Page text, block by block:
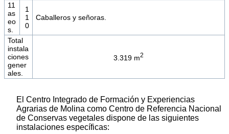
11
as
eo
s.
1
1
0
Caballeros y señoras.
Total
instala
ciones
gener
ales.
3.319 m2
El Centro Integrado de Formación y Experiencias
Agrarias de Molina como Centro de Referencia Nacional
de Conservas vegetales dispone de las siguientes
instalaciones específicas: